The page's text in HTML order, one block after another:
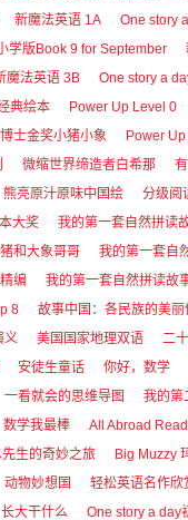
新魔法英语 1A
One story
学版Book 9 for September
魔法英语 3B
One story a
典绘本
Power Up Level 0
士金奖小猪小象
Power
微缩世界缔造者白希那
熊亮原汁原味中国绘
分级阅
大奖
我的第一套自然拼读
和大象哥哥
我的第一套自
编
我的第一套自然拼读故
8
故事中国：各民族的美丽
义 美国国家地理双语
二
安徒生童话
你好，数学
一看就会的思维导图
我的第
数学我最棒
All Abroad
生的奇妙之旅
Big Muzzy
动物妙想国
轻松英语名作欣
长大干什么
One story a day